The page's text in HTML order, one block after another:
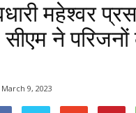
महेश्वर
ने परिजनों
March 9, 2023